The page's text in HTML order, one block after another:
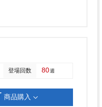
登場回数 80週
商品購入